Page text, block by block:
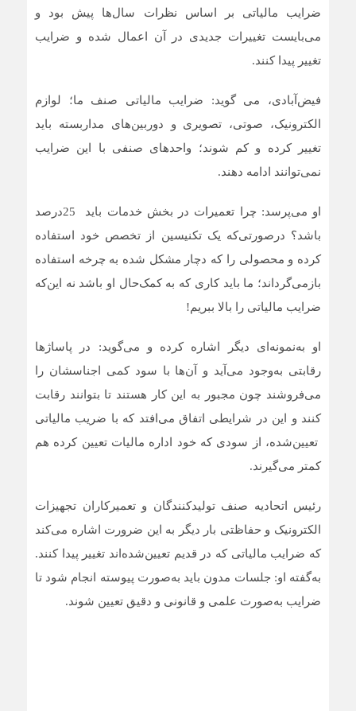
ضرایب مالیاتی بر اساس نظرات سال‌ها پیش بود و
می‌بایست تغییرات جدیدی در آن اعمال شده و ضرایب
تغییر پیدا کنند.
فیض‌آبادی، می گوید: ضرایب مالیاتی صنف ما؛ لوازم
الکترونیک، صوتی، تصویری و دوربین‌های مداربسته باید
تغییر کرده و کم شوند؛ واحدهای صنفی با این ضرایب
نمی‌توانند ادامه دهند.
او می‌پرسد: چرا تعمیرات در بخش خدمات باید 25درصد
باشد؟ درصورتی‌که یک تکنیسین از تخصص خود استفاده
کرده و محصولی را که دچار مشکل شده به چرخه استفاده
بازمی‌گرداند؛ ما باید کاری که به کمک‌حال او باشد نه این‌که
ضرایب مالیاتی را بالا ببریم!
او به‌نمونه‌ای دیگر اشاره کرده و می‌گوید: در پاساژها
رقابتی به‌وجود می‌آید و آن‌ها با سود کمی اجناسشان را
می‌فروشند چون مجبور به این کار هستند تا بتوانند رقابت
کنند و این در شرایطی اتفاق می‌افتد که با ضریب مالیاتی
تعیین‌شده، از سودی که خود اداره مالیات تعیین کرده هم
کمتر می‌گیرند.
رئیس اتحادیه صنف تولیدکنندگان و تعمیرکاران تجهیزات
الکترونیک و حفاظتی بار دیگر به این ضرورت اشاره می‌کند
که ضرایب مالیاتی که در قدیم تعیین‌شده‌اند تغییر پیدا کنند.
به‌گفته او: جلسات مدون باید به‌صورت پیوسته انجام شود تا
ضرایب به‌صورت علمی و قانونی و دقیق تعیین شوند.